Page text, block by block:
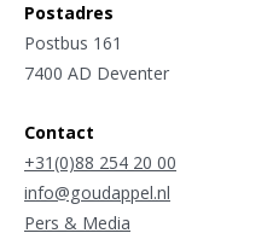
Postadres
Postbus 161
7400 AD Deventer
Contact
+31(0)88 254 20 00
info@goudappel.nl
Pers & Media